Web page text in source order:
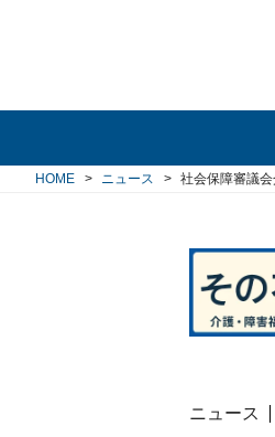
HOME ニュース 社会保障審議
ニュース